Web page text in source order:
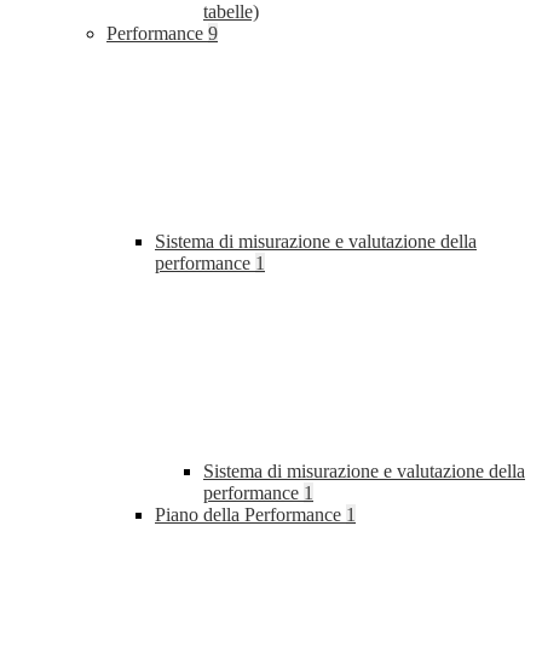
tabelle)
Performance 9
Sistema di misurazione e valutazione della
performance 1
Sistema di misurazione e valutazione della
performance 1
Piano della Performance 1